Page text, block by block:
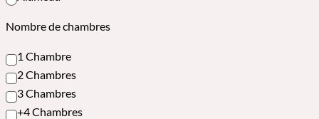
Nombre de chambres
1 Chambre
2 Chambres
3 Chambres
+4 Chambres